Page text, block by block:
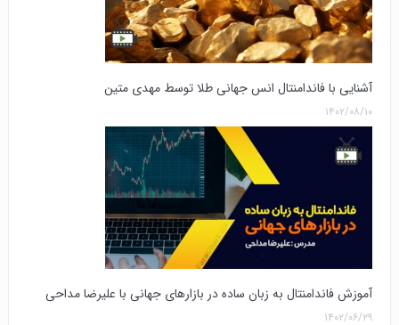
آشنایی با فاندامنتال انس جهانی طلا توسط مهدی متین
۱۴۰۲/۰۸/۱۰
آموزش فاندامنتال به زبان ساده در بازارهای جهانی با علیرضا مداحی
۱۴۰۲/۰۶/۲۹